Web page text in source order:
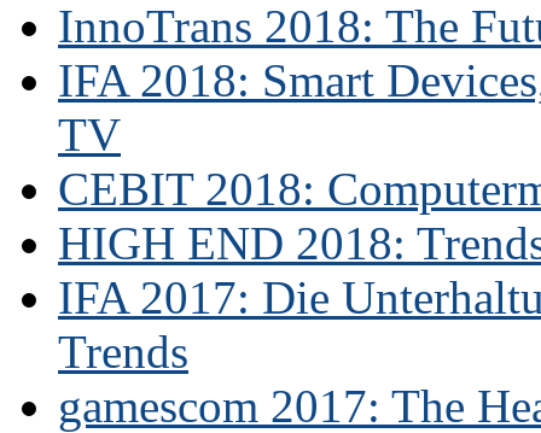
InnoTrans 2018: The
IFA 2018: Smart
TV
CEBIT 2018:
HIGH END 2018:
IFA 2017: Die
Trends
gamescom 2017: The